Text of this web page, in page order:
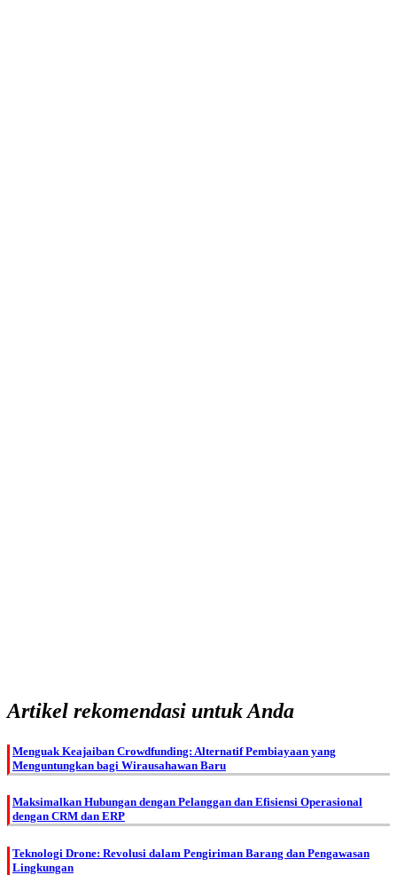
Artikel rekomendasi untuk Anda
Menguak Keajaiban Crowdfunding: Alternatif Pembiayaan yang
Menguntungkan bagi Wirausahawan Baru
Maksimalkan Hubungan dengan Pelanggan dan Efisiensi Operasional
dengan CRM dan ERP
Teknologi Drone: Revolusi dalam Pengiriman Barang dan Pengawasan
Lingkungan